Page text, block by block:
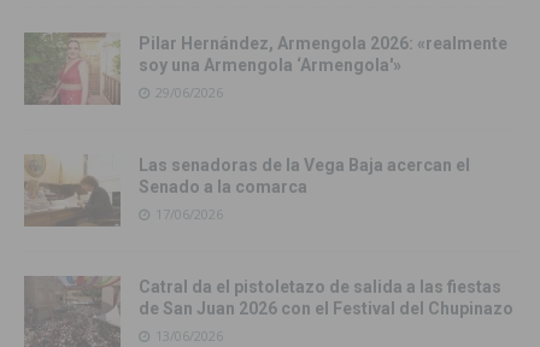
Pilar Hernández, Armengola 2026: «realmente
soy una Armengola ‘Armengola'»
29/06/2026
Las senadoras de la Vega Baja acercan el
Senado a la comarca
17/06/2026
Catral da el pistoletazo de salida a las fiestas
de San Juan 2026 con el Festival del Chupinazo
13/06/2026